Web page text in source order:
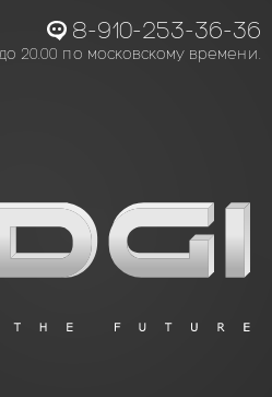
8-910-253-36-36
20.00 по московскому времени.